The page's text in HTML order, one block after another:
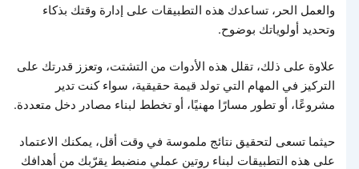
والعمل الحر، تساعدك هذه التطبيقات على إدارة وقتك بذكاء
وتحديد أولوياتك بوضوح.
علاوة على ذلك، تقلل هذه الأدوات من التشتت، وتعزز قدرتك على
التركيز في المهام التي تولد قيمة حقيقية، سواء كنت تدير
مشروعًا، أو تطور مسارًا مهنيًا، أو تخطط لبناء مصادر دخل متعددة.
حيثما تسعى لتحقيق نتائج ملموسة في وقت أقل، يمكنك الاعتماد
على هذه التطبيقات لبناء روتين عملي منضبط يقرّبك من أهدافك